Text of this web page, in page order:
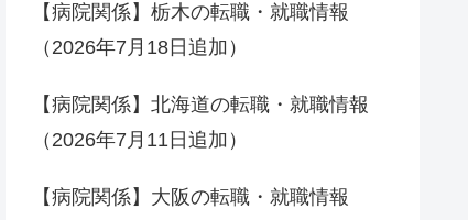
【病院関係】栃木の転職・就職情報
（2026年7月18日追加）
【病院関係】北海道の転職・就職情報
（2026年7月11日追加）
【病院関係】大阪の転職・就職情報